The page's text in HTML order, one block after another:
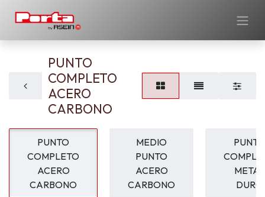
PUNTO
COMPLETO
ACERO
CARBONO
PUNTO
COMPLETO
ACERO
CARBONO
MEDIO
PUNTO
ACERO
CARBONO
PUNTO
METAL
DURO